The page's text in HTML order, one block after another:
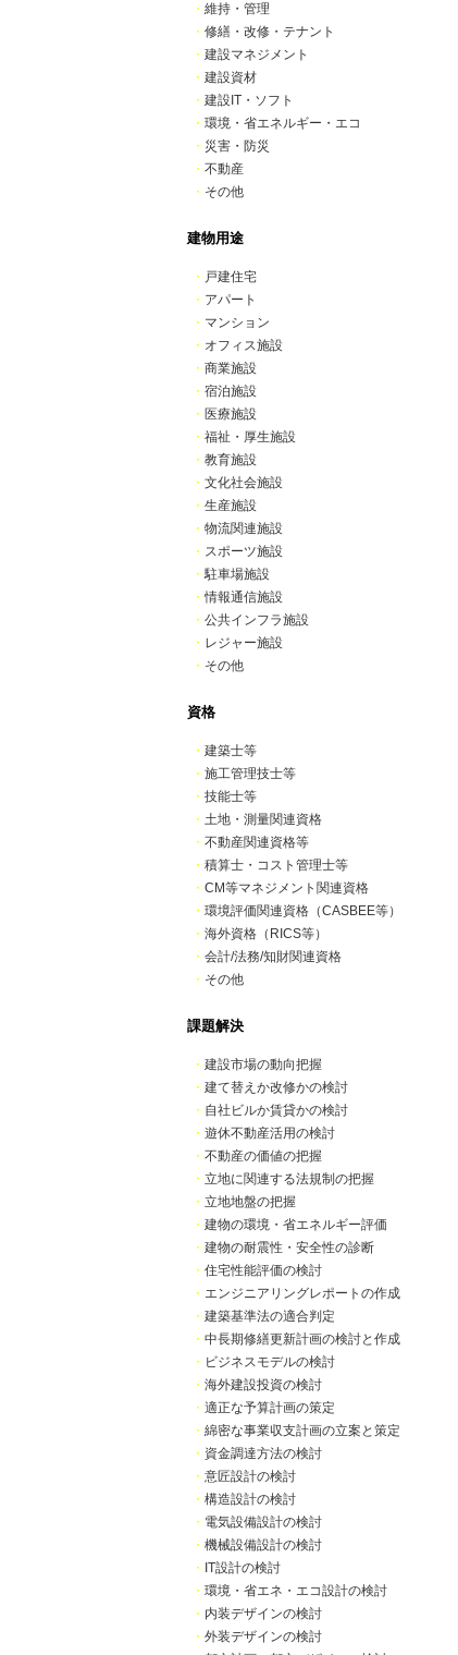
・ 維持・管理
・ 修繕・改修・テナント
・ 建設マネジメント
・ 建設資材
・ 建設IT・ソフト
・ 環境・省エネルギー・エコ
・ 災害・防災
・ 不動産
・ その他
建物用途
・ 戸建住宅
・ アパート
・ マンション
・ オフィス施設
・ 商業施設
・ 宿泊施設
・ 医療施設
・ 福祉・厚生施設
・ 教育施設
・ 文化社会施設
・ 生産施設
・ 物流関連施設
・ スポーツ施設
・駐車場施設
・情報通信施設
・ 公共インフラ施設
・ レジャー施設
・ その他
資格
・ 建築士等
・ 施工管理技士等
・ 技能士等
・ 土地・測量関連資格
・ 不動産関連資格等
・ 積算士・コスト管理士等
・ CM等マネジメント関連資格
・ 環境評価関連資格（CASBEE等）
・ 海外資格（RICS等）
・ 会計/法務/知財関連資格
・ その他
課題解決
・ 建設市場の動向把握
・ 建て替えか改修かの検討
・ 自社ビルか賃貸かの検討
・ 遊休不動産活用の検討
・ 不動産の価値の把握
・ 立地に関連する法規制の把握
・ 立地地盤の把握
・ 建物の環境・省エネルギー評価
・ 建物の耐震性・安全性の診断
・ 住宅性能評価の検討
・ エンジニアリングレポートの作成
・ 建築基準法の適合判定
・ 中長期修繕更新計画の検討と作成
・ ビジネスモデルの検討
・ 海外建設投資の検討
・ 適正な予算計画の策定
・ 綿密な事業収支計画の立案と策定
・ 資金調達方法の検討
・ 意匠設計の検討
・ 構造設計の検討
・ 電気設備設計の検討
・ 機械設備設計の検討
・ IT設計の検討
・ 環境・省エネ・エコ設計の検討
・ 内装デザインの検討
・ 外装デザインの検討